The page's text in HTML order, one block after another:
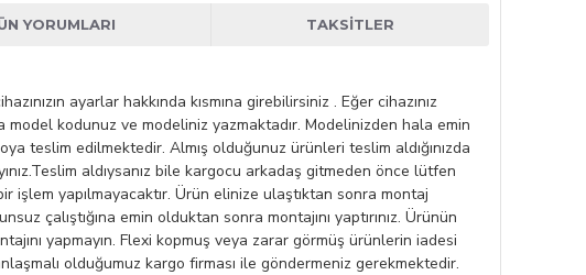
YORUMLARI TAKSITLER
ayarlar hakkında kısmına girebilirsiniz . Eğer cihazınız
model kodunuz ve modeliniz yazmaktadır. Modelinizden hala emin
teslim edilmektedir. Almış olduğunuz ürünleri teslim aldığınızda
aldıysanız bile kargocu arkadaş gitmeden önce lütfen
işlem yapılmayacaktır. Ürün elinize ulaştıktan sonra montaj
çalıştığına emin olduktan sonra montajını yaptırınız. Ürünün
yapmayın. Flexi kopmuş veya zarar görmüş ürünlerin iadesi
olduğumuz kargo firması ile göndermeniz gerekmektedir.